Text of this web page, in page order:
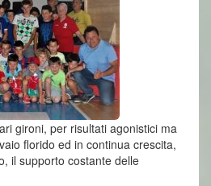
gironi, per risultati agonistici ma
florido ed in continua crescita,
il supporto costante delle